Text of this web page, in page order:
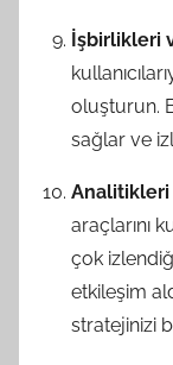
İşbirlikleri
oluşturun.
sağlar ve
Analitikleri
araçlarını
çok
etkileşim
stratejinizi